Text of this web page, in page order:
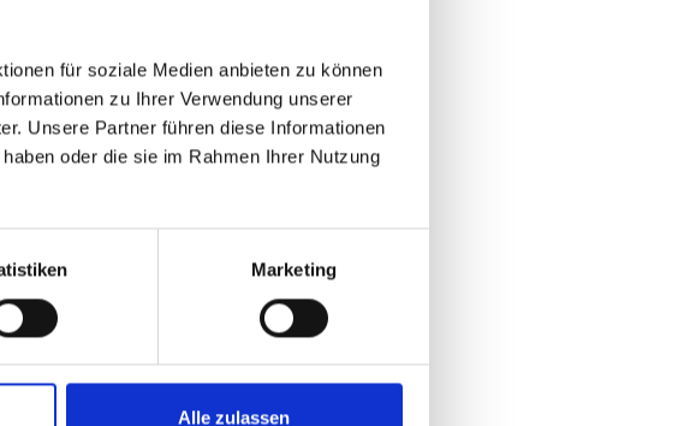
für soziale Medien anbieten zu können
zu Ihrer Verwendung unserer
Unsere Partner führen diese Informationen
oder die sie im Rahmen Ihrer Nutzung
Marketing
Alle zulassen